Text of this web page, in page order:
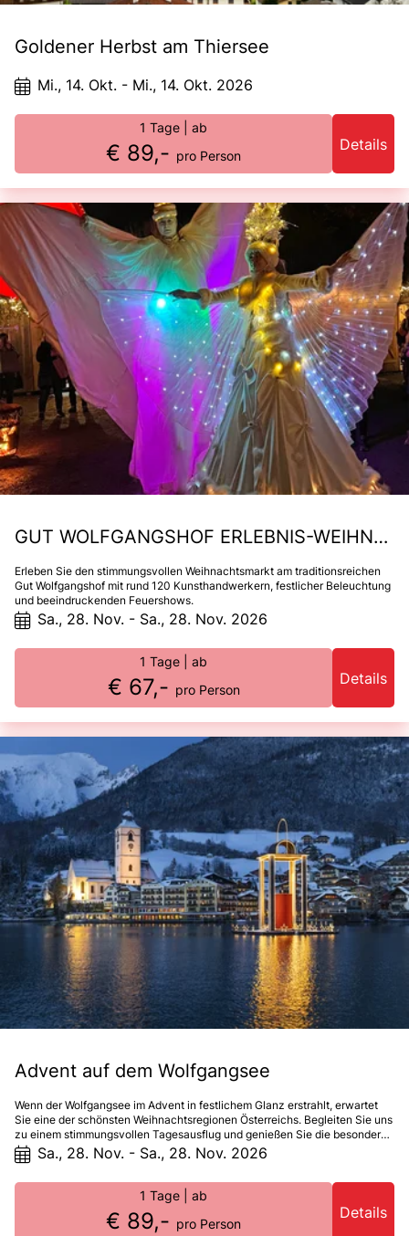
Goldener Herbst am Thiersee
Mi., 14. Okt. - Mi., 14. Okt. 2026
1 Tage | ab
€ 89,- pro Person
Details
GUT WOLFGANGSHOF ERLEBNIS-WEIHNACHTSMARKT
Erleben Sie den stimmungsvollen Weihnachtsmarkt am traditionsreichen
Gut Wolfgangshof mit rund 120 Kunsthandwerkern, festlicher Beleuchtung
und beeindruckenden Feuershows.
Sa., 28. Nov. - Sa., 28. Nov. 2026
1 Tage | ab
€ 67,- pro Person
Details
Advent auf dem Wolfgangsee
Wenn der Wolfgangsee im Advent in festlichem Glanz erstrahlt, erwartet
Sie eine der schönsten Weihnachtsregionen Österreichs. Begleiten Sie uns
zu einem stimmungsvollen Tagesausflug und genießen Sie die besondere
Atmosphäre rund um den winterlichen Wolfgangsee.
Sa., 28. Nov. - Sa., 28. Nov. 2026
1 Tage | ab
€ 89,- pro Person
Details